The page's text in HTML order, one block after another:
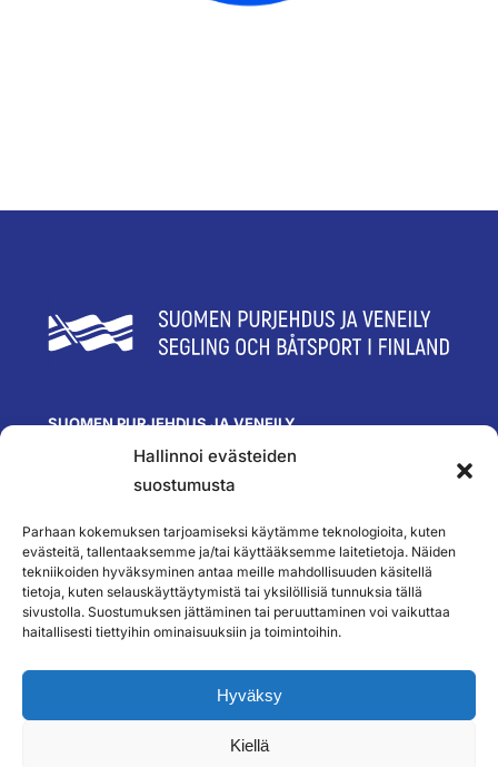
Hallinnoi evästeiden
suostumusta
Parhaan kokemuksen tarjoamiseksi käytämme teknologioita, kuten
evästeitä, tallentaaksemme ja/tai käyttääksemme laitetietoja. Näiden
tekniikoiden hyväksyminen antaa meille mahdollisuuden käsitellä
tietoja, kuten selauskäyttäytymistä tai yksilöllisiä tunnuksia tällä
sivustolla. Suostumuksen jättäminen tai peruuttaminen voi vaikuttaa
haitallisesti tiettyihin ominaisuuksiin ja toimintoihin.
Hyväksy
Kiellä
SUOMEN PURJEHDUS JA VENEILY
Olympiastadion
Paavo Nurmen tie 1
toimisto@spv.fi
Yhteystiedot
SEURAA MEITÄ
TILAA UUTISKIRJEEMME